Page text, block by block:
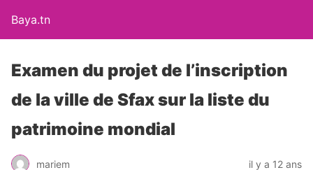
Baya.tn
Examen du projet de l’inscription
de la ville de Sfax sur la liste du
patrimoine mondial
mariem il y a 12 ans